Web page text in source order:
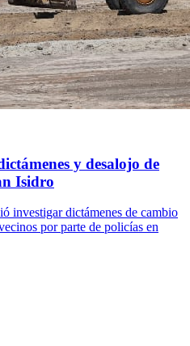
y desalojo de
Isidro
investigar dictámenes de cambio
por parte de policías en